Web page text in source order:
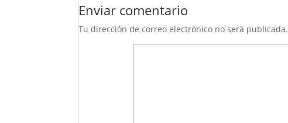
Enviar comentario
Tu dirección de correo electrónico no será publicada.